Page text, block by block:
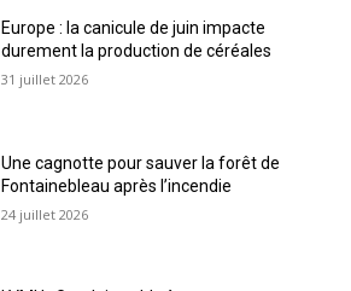
Europe : la canicule de juin impacte
durement la production de céréales
31 juillet 2026
Une cagnotte pour sauver la forêt de
Fontainebleau après l’incendie
24 juillet 2026